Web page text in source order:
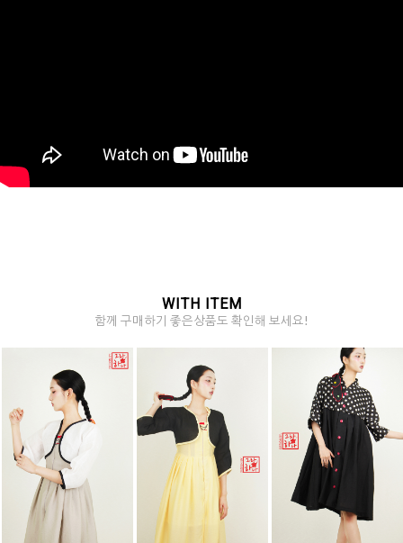
WITH ITEM
함께 구매하기 좋은상품도 확인해 보세요!